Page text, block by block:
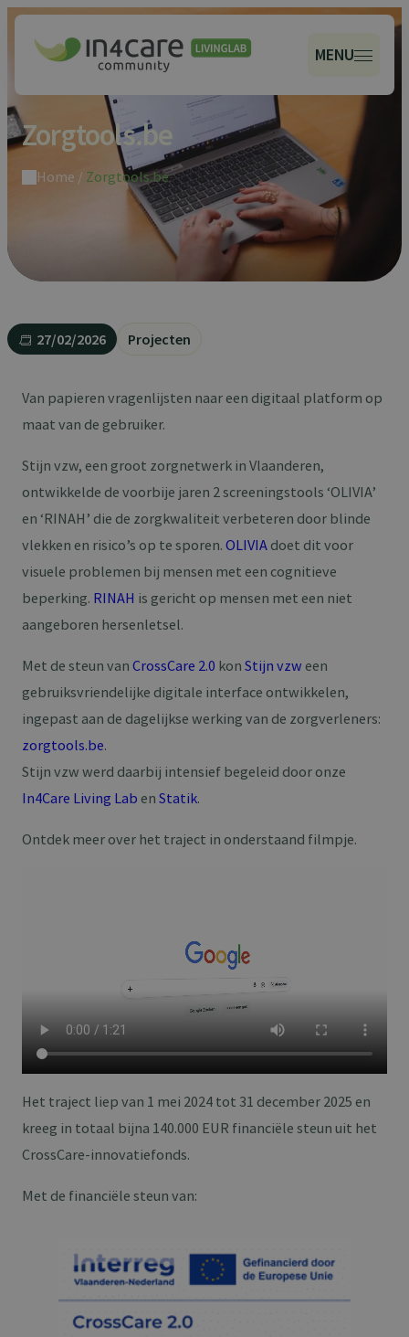
MENU
Zorgtools.be
Home / Zorgtools.be
27/02/2026 Projecten
Van papieren vragenlijsten naar een digitaal platform op
maat van de gebruiker.
Stijn vzw, een groot zorgnetwerk in Vlaanderen,
ontwikkelde de voorbije jaren 2 screeningstools ‘OLIVIA’
en ‘RINAH’ die de zorgkwaliteit verbeteren door blinde
vlekken en risico’s op te sporen. OLIVIA doet dit voor
visuele problemen bij mensen met een cognitieve
beperking. RINAH is gericht op mensen met een niet
aangeboren hersenletsel.
Met de steun van CrossCare 2.0 kon Stijn vzw een
gebruiksvriendelijke digitale interface ontwikkelen,
ingepast aan de dagelijkse werking van de zorgverleners:
zorgtools.be.
Stijn vzw werd daarbij intensief begeleid door onze
In4Care Living Lab en Statik.
Ontdek meer over het traject in onderstaand filmpje.
Het traject liep van 1 mei 2024 tot 31 december 2025 en
kreeg in totaal bijna 140.000 EUR financiële steun uit het
CrossCare-innovatiefonds.
Met de financiële steun van: